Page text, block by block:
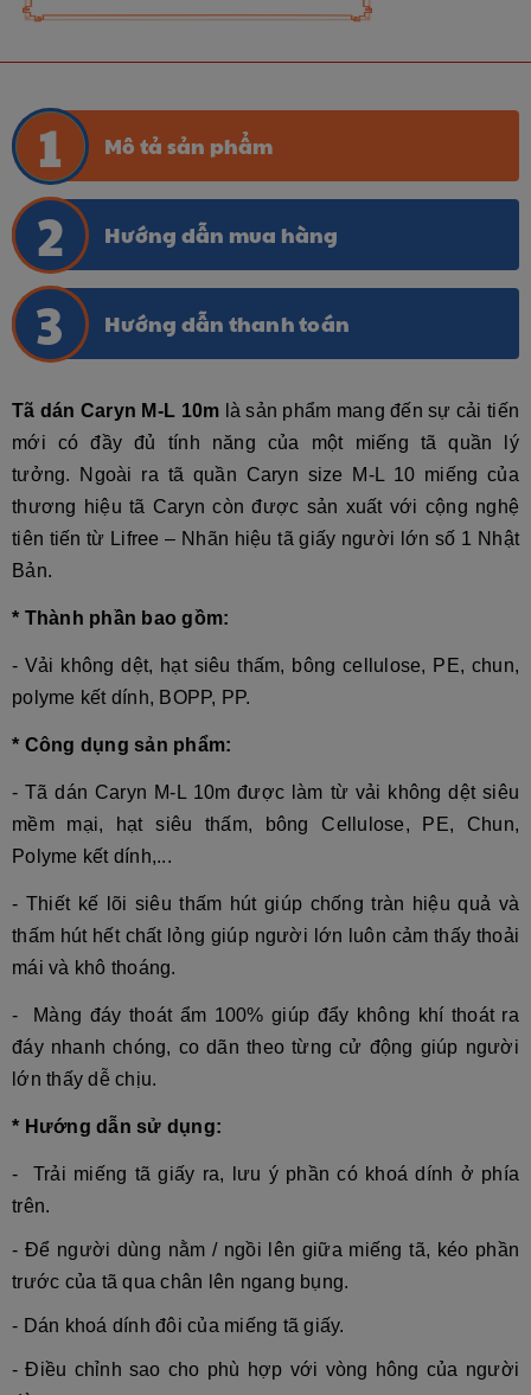
Mô tả sản phẩm
Hướng dẫn mua hàng
Hướng dẫn thanh toán
Tã dán Caryn M-L 10m là sản phẩm mang đến sự cải tiến
mới có đầy đủ tính năng của một miếng tã quần lý
tưởng. Ngoài ra tã quần Caryn size M-L 10 miếng của
thương hiệu tã Caryn còn được sản xuất với cộng nghệ
tiên tiến từ Lifree – Nhãn hiệu tã giấy người lớn số 1 Nhật
Bản.
* Thành phần bao gồm:
- Vải không dệt, hạt siêu thấm, bông cellulose, PE, chun,
polyme kết dính, BOPP, PP.
* Công dụng sản phẩm:
- Tã dán Caryn M-L 10m được làm từ vải không dệt siêu
mềm mại, hạt siêu thấm, bông Cellulose, PE, Chun,
Polyme kết dính,...
- Thiết kế lõi siêu thấm hút giúp chống tràn hiệu quả và
thấm hút hết chất lỏng giúp người lớn luôn cảm thấy thoải
mái và khô thoáng.
- Màng đáy thoát ẩm 100% giúp đẩy không khí thoát ra
đáy nhanh chóng, co dãn theo từng cử động giúp người
lớn thấy dễ chịu.
* Hướng dẫn sử dụng:
- Trải miếng tã giấy ra, lưu ý phần có khoá dính ở phía
trên.
- Để người dùng nằm / ngồi lên giữa miếng tã, kéo phần
trước của tã qua chân lên ngang bụng.
- Dán khoá dính đôi của miếng tã giấy.
- Điều chỉnh sao cho phù hợp với vòng hông của người